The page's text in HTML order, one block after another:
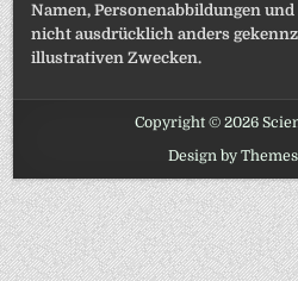
Namen, Personenabbildungen
nicht ausdrücklich anders
illustrativen Zwecken.
Copyright © 2026
Design by